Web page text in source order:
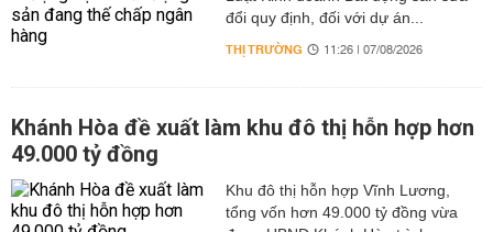
đổi quy định, đối với dự án...
THỊ TRƯỜNG 11:26 | 07/08/2026
Khánh Hòa đề xuất làm khu đô thị hỗn hợp hơn
49.000 tỷ đồng
Khu đô thị hỗn hợp Vĩnh Lương,
tổng vốn hơn 49.000 tỷ đồng vừa